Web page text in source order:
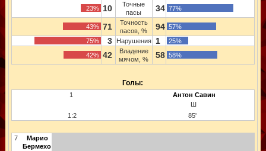
23% 10
Точные
пасы
34 77%
43% 71
Точность
пасов, %
94 57%
75%
3 Нарушения 1
25%
42% 42
Владение
мячом, %
58 58%
Голы:
1
Антон Савин
Ш
1:2
85'
7
Марио
Бермехо